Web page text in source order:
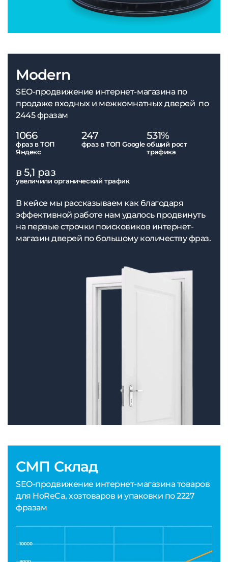
СМП Склад
SEO-продвижение интернет-магазина товаров
для HoReCa, хозтоваров и упаковки по 2227
фразам
Modern
SEO-продвижение интернет-магазина по
продаже входных и межкомнатных дверей по
2445 фразам
1066
фраз в ТОП
Яндекс
247
фраз в ТОП Google
531%
общий рост
трафика
в 5,1 раз
увеличили органический трафик
В кейсе мы рассказываем как благодаря
эффективной работе нам удалось продвинуть
на первые строчки поисковиков интернет-
магазин дверей по большому количеству фраз.